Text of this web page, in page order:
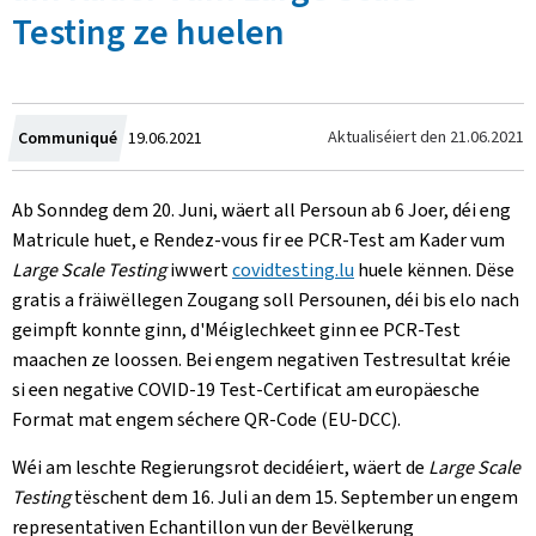
Testing ze huelen
Communiqué Created
on
19.06.2021 Aktualiséiert den 21.06.2021
Ab Sonndeg dem 20. Juni, wäert all Persoun ab 6 Joer, déi eng
Matricule huet, e Rendez-vous fir ee PCR-Test am Kader vum
Large Scale Testingiwwertcovidtesting.lu huele kënnen. Dëse
gratis a fräiwëllegen Zougang soll Persounen, déi bis elo nach
geimpft konnte ginn, d'Méiglechkeet ginn ee PCR-Test
maachen ze loossen. Bei engem negativen Testresultat kréie
si een negative COVID-19 Test-Certificat am europäesche
Format mat engem séchere QR-Code (EU-DCC).
Wéi am leschte Regierungsrot decidéiert, wäert de Large Scale
Testingtëschent dem 16. Juli an dem 15. September un engem
representativen Echantillon vun der Bevëlkerung